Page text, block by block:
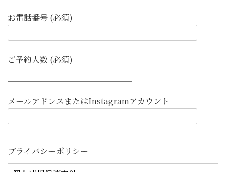
お電話番号 (必須)
ご予約人数 (必須)
メールアドレスまたはInstagramアカウント
プライバシーポリシー